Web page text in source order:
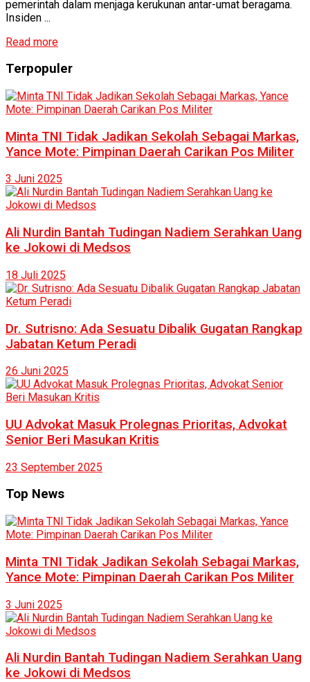
pemerintah dalam menjaga kerukunan antar-umat beragama.
Insiden ...
Read more
Terpopuler
Minta TNI Tidak Jadikan Sekolah Sebagai Markas,
Yance Mote: Pimpinan Daerah Carikan Pos Militer
3 Juni 2025
Ali Nurdin Bantah Tudingan Nadiem Serahkan Uang
ke Jokowi di Medsos
18 Juli 2025
Dr. Sutrisno: Ada Sesuatu Dibalik Gugatan Rangkap
Jabatan Ketum Peradi
26 Juni 2025
UU Advokat Masuk Prolegnas Prioritas, Advokat
Senior Beri Masukan Kritis
23 September 2025
Top News
Minta TNI Tidak Jadikan Sekolah Sebagai Markas,
Yance Mote: Pimpinan Daerah Carikan Pos Militer
3 Juni 2025
Ali Nurdin Bantah Tudingan Nadiem Serahkan Uang
ke Jokowi di Medsos